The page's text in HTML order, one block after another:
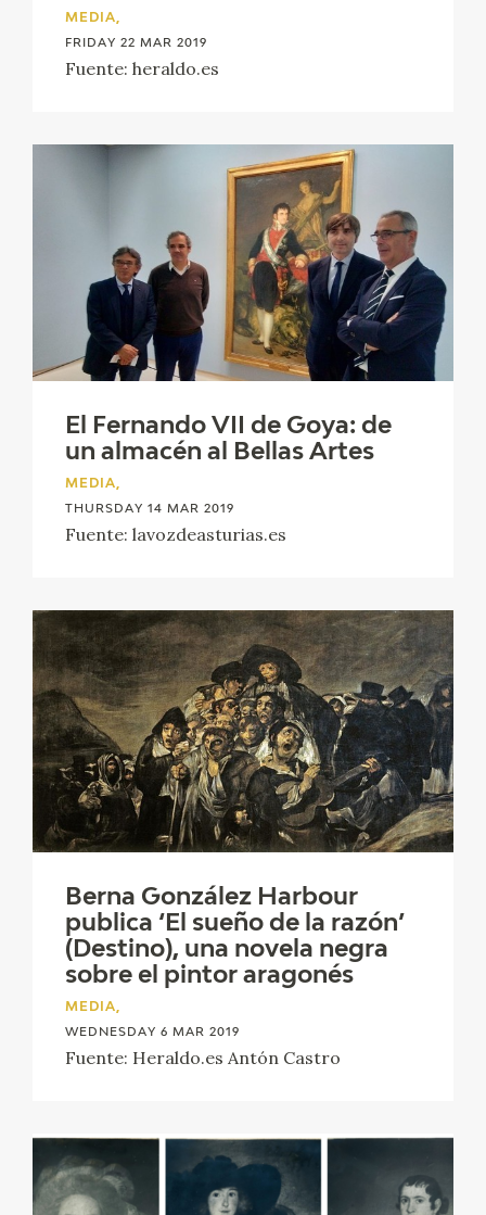
EDICIONES
PUBLICACIONES
RECURSOS EDUCATIVOS
ARASAAC
MEDIA,
FRIDAY 22 MAR 2019
Fuente: heraldo.es
El Fernando VII de Goya: de
un almacén al Bellas Artes
MEDIA,
THURSDAY 14 MAR 2019
Fuente: lavozdeasturias.es
Berna González Harbour
publica ‘El sueño de la razón’
(Destino), una novela negra
sobre el pintor aragonés
MEDIA,
WEDNESDAY 6 MAR 2019
Fuente: Heraldo.es Antón Castro